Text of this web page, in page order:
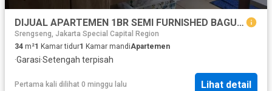
DIJUAL APARTEMEN 1BR SEMI FURNISHED BAGUS BELMONT MONT BLANC
Srengseng, Jakarta Special Capital Region
34 m²1 Kamar tidur1 Kamar mandiApartemen
·Garasi·Setengah terpisah
Pertama kali dilihat 0 minggu lalu Lihat detail